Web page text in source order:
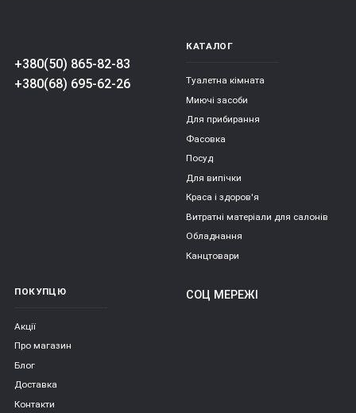
+380(50) 865-82-83
+380(68) 695-62-26
КАТАЛОГ
Туалетна кімната
Миючі засоби
Для прибирання
Фасовка
Посуд
Для випічки
Краса і здоров'я
Витратні матеріали для салонів
Обладнання
Канцтовари
ПОКУПЦЮ
Акції
Про магазин
Блог
Доставка
Контакти
СОЦ МЕРЕЖІ